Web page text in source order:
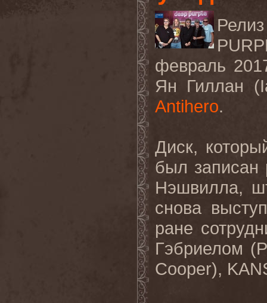
февраль
Ян Гиллан (
Antihero.
Диск,
был записан
Нэшвилла,
снова
ране
Гэбриелом (
Cooper),